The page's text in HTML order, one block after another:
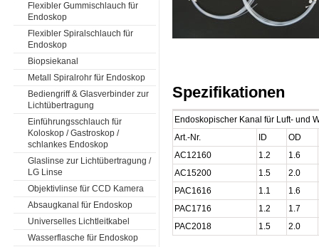
Flexibler Gummischlauch für
Endoskop
Flexibler Spiralschlauch für
Endoskop
Biopsiekanal
Metall Spiralrohr für Endoskop
Bediengriff & Glasverbinder zur
Lichtübertragung
Einführungsschlauch für
Koloskop / Gastroskop /
schlankes Endoskop
Glaslinse zur Lichtübertragung /
LG Linse
Objektivlinse für CCD Kamera
Absaugkanal für Endoskop
Universelles Lichtleitkabel
Wasserflasche für Endoskop
Spezifikationen
Endoskopischer Kanal für Luft- und
Art.-Nr.
ID
OD
AC12160
1.2
1.6
AC15200
1.5
2.0
PAC1616
1.1
1.6
PAC1716
1.2
1.7
PAC2018
1.5 2.0